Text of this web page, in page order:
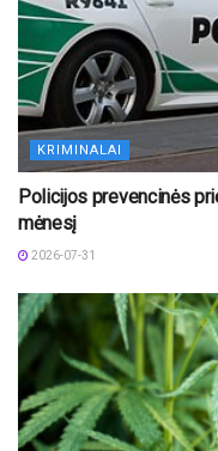
KRIMINALAI
Policijos prevencinės
mėnesį
2026-07-31